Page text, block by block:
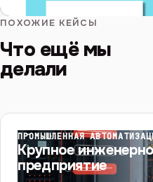
ПОХОЖИЕ КЕЙСЫ
Что ещё мы
делали
ПРОМЫШЛЕННАЯ
Крупное
предприятие